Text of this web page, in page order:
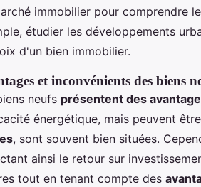
immobilier pour comprendre
étudier les développements
d'un bien immobilier.
et inconvénients des biens
neufs présentent des
énergétique, mais peuvent
, sont souvent bien situées.
ainsi le retour sur
tout en tenant compte des